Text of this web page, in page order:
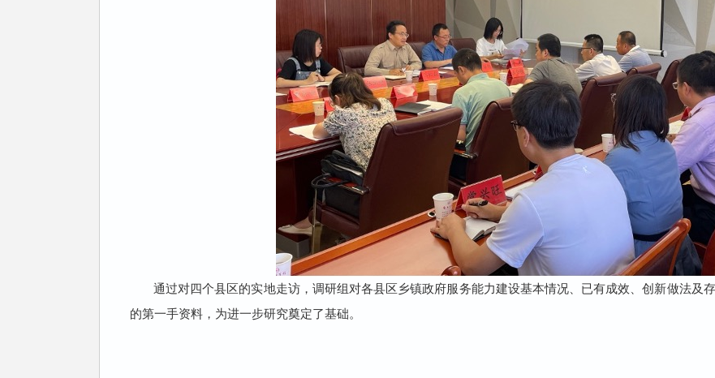
通过对四个县区的实地走访，调研组对各县区乡镇政府服务能力建设基本情况、已有成效、创新做法及
的第一手资料，为进一步研究奠定了基础。